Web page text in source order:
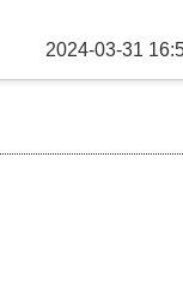
2024-03-31